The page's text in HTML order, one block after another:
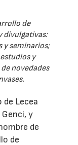
de
divulgativas:
y seminarios;
y
novedades
de Lecea
y
de
de